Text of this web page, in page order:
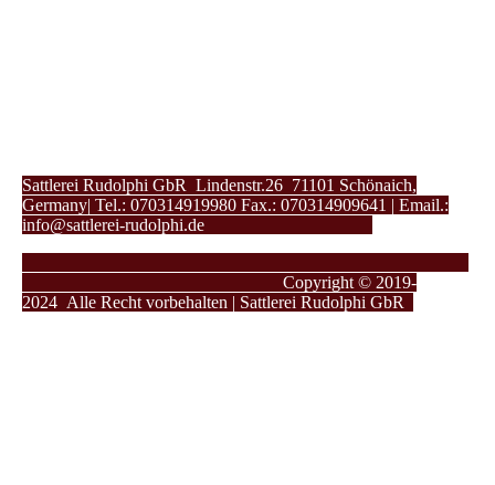
Sattlerei Rudolphi GbR Lindenstr.26 71101 Schönaich,
Germany| Tel.: 070314919980 Fax.: 070314909641 | Email.:
info@sattlerei-rudolphi.de
Copyright © 2019-
2024 Alle Recht vorbehalten | Sattlerei Rudolphi GbR